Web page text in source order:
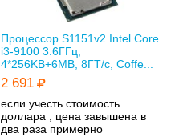
Процессор S1151v2 Intel Core
i3-9100 3.6ГГц,
4*256KB+6MB, 8ГТ/с, Coffe...
2 691
если учесть стоимость
доллара , цена завышена в
два раза примерно